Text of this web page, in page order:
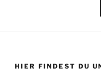
HIER FINDEST DU